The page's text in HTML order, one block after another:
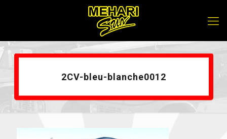
2CV-bleu-blanche0012